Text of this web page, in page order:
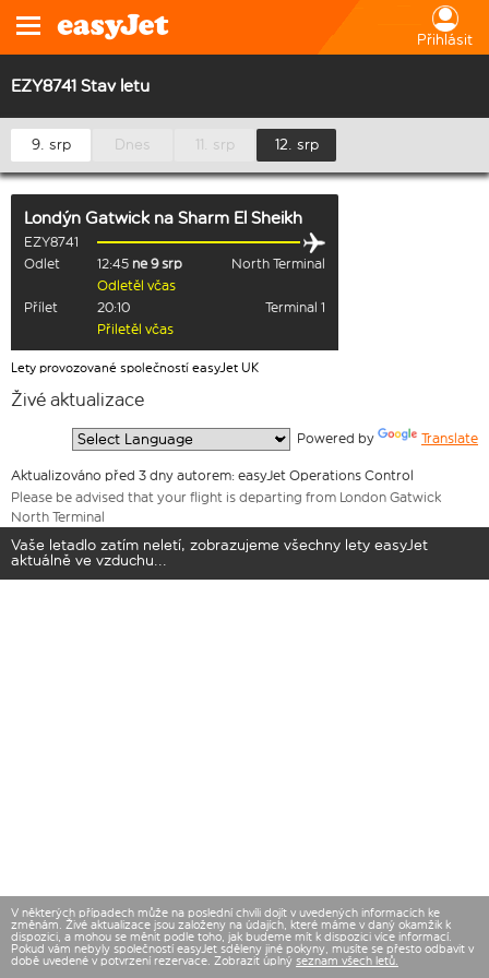
Přihlásit
EZY8741 Stav letu
9. srp Dnes 11. srp 12. srp
Londýn Gatwick na Sharm El Sheikh
EZY8741
Odlet
12:45 ne 9 srp
North Terminal
Odletěl včas
Přílet
20:10
Terminal 1
Přiletěl včas
Lety provozované společností easyJet UK
Živé aktualizace
Powered by Translate
Aktualizováno před 3 dny autorem: easyJet Operations Control
Please be advised that your flight is departing from London Gatwick
North Terminal
Vaše letadlo zatím neletí, zobrazujeme všechny lety easyJet
aktuálně ve vzduchu...
V některých případech může na poslední chvíli dojít v uvedených informacích ke
změnám. Živé aktualizace jsou založeny na údajích, které máme v daný okamžik k
dispozici, a mohou se měnit podle toho, jak budeme mít k dispozici více informací.
Pokud vám nebyly společností easyJet sděleny jiné pokyny, musíte se přesto odbavit v
době uvedené v potvrzení rezervace. Zobrazit úplný seznam všech letů.